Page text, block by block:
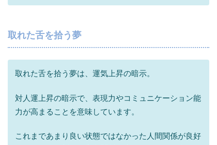
取れた舌を拾う夢
取れた舌を拾う夢は、運気上昇の暗示。
対人運上昇の暗示で、表現力やコミュニケーション能
力が高まることを意味しています。
これまであまり良い状態ではなかった人間関係が良好